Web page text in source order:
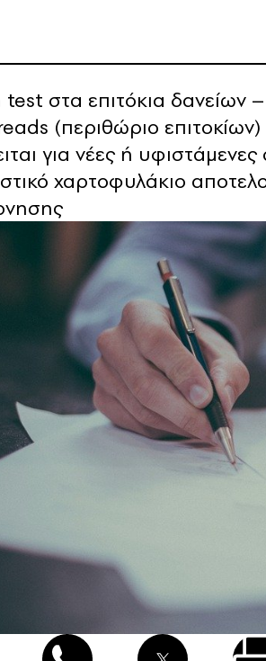
test στα επιτόκια
(περιθώριο
για νέες ή
χαρτοφυλάκιο